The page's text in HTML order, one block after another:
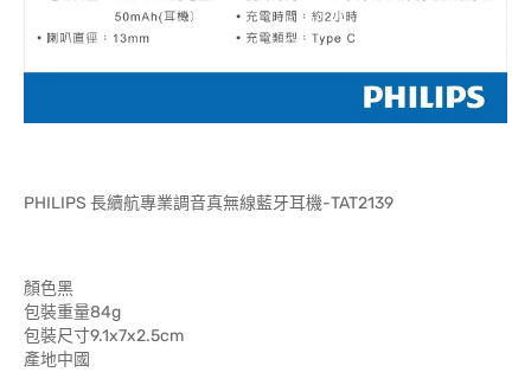
PHILIPS 長續航專業調音真無線藍牙耳機-TAT2139
顏色黑
包裝重量84g
包裝尺寸9.1x7x2.5cm
產地中國